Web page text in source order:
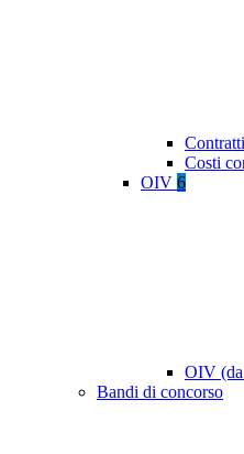
Costi
OIV 6
OIV (da
Bandi di concorso